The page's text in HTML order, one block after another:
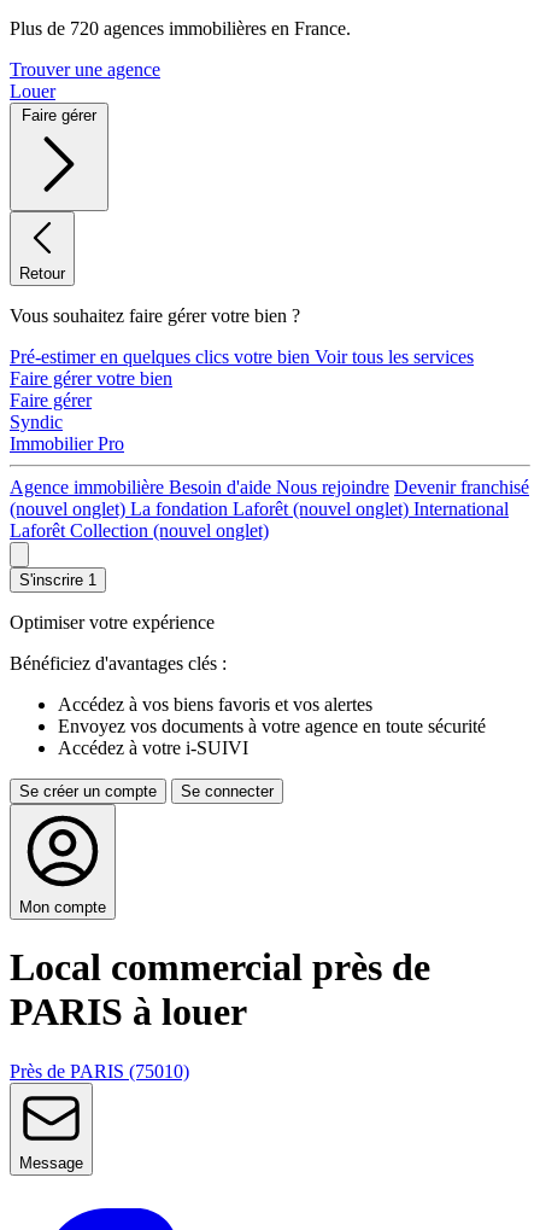
Plus de 720 agences immobilières en France.
Trouver une agence
Louer
Faire gérer
Retour
Vous souhaitez faire gérer votre bien ?
Pré-estimer en quelques clics votre bien Voir tous les services
Faire gérer votre bien
Faire gérer
Syndic
Immobilier Pro
Agence immobilière Besoin d'aide Nous rejoindre Devenir franchisé
(nouvel onglet) La fondation Laforêt (nouvel onglet) International
Laforêt Collection (nouvel onglet)
S'inscrire 1
Optimiser votre expérience
Bénéficiez d'avantages clés :
Accédez à vos biens favoris et vos alertes
Envoyez vos documents à votre agence en toute sécurité
Accédez à votre i-SUIVI
Se créer un compte Se connecter
Mon compte
Local commercial près de
PARIS à louer
Près de PARIS (75010)
Message